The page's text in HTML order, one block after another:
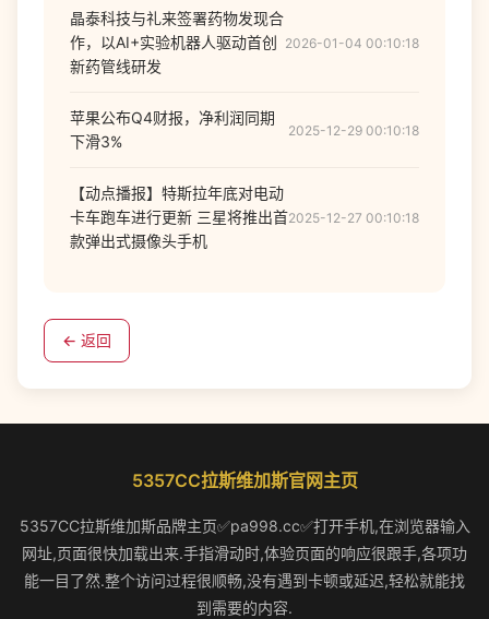
晶泰科技与礼来签署药物发现合
作，以AI+实验机器人驱动首创
新药管线研发
2026-01-04 00:10:18
苹果公布Q4财报，净利润同期
下滑3%
2025-12-29 00:10:18
【动点播报】特斯拉年底对电动
卡车跑车进行更新 三星将推出首
款弹出式摄像头手机
2025-12-27 00:10:18
← 返回
5357CC拉斯维加斯官网主页
5357CC拉斯维加斯品牌主页✅pa998.cc✅打开手机,在浏览器输入
网址,页面很快加载出来.手指滑动时,体验页面的响应很跟手,各项功
能一目了然.整个访问过程很顺畅,没有遇到卡顿或延迟,轻松就能找
到需要的内容.